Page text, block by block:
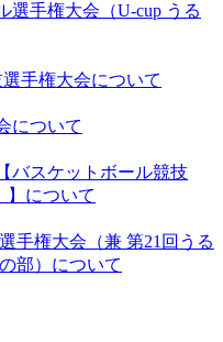
選手権大会（U-cup うる
手権大会について
について
バスケットボール競技
】について
手権大会（兼 第21回うる
部）について